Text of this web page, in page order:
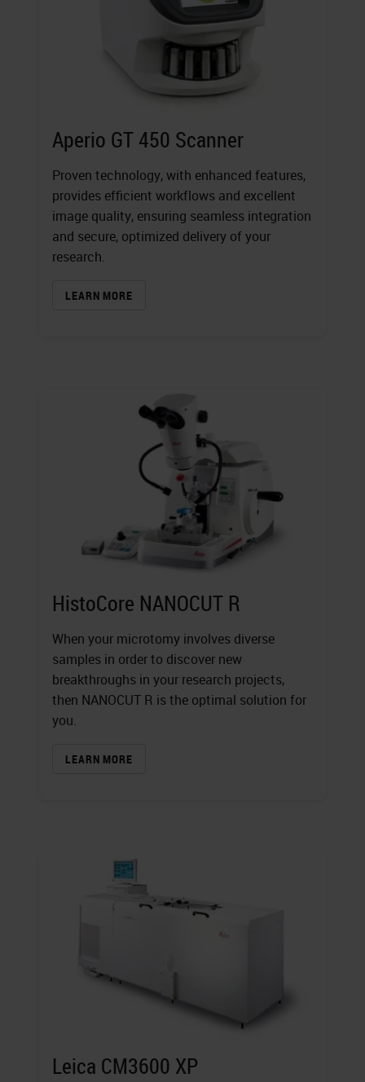
Aperio GT 450 Scanner
Proven technology, with enhanced features,
provides efficient workflows and excellent
image quality, ensuring seamless integration
and secure, optimized delivery of your
research.
LEARN MORE
HistoCore NANOCUT R
When your microtomy involves diverse
samples in order to discover new
breakthroughs in your research projects,
then NANOCUT R is the optimal solution for
you.
LEARN MORE
Leica CM3600 XP